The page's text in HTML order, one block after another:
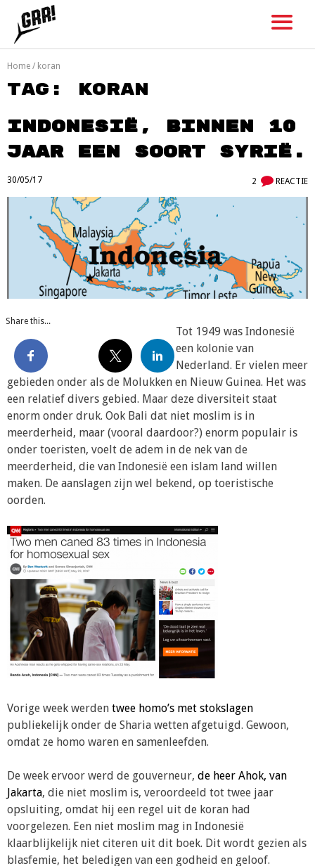
content
Home / koran
Tag: koran
Indonesië, binnen 10
jaar een soort Syrië.
30/05/17 2 REACTIE
Share this...
Tot 1949 was Indonesië
een kolonie van
Nederland. Er vielen meer
gebieden onder als de Molukken en Nieuw Guinea. Het was
een relatief divers gebied. Maar deze diversiteit staat
enorm onder druk. Ook Bali dat niet moslim is in
meerderheid, maar (vooral daardoor?) enorm populair is
onder toeristen, voelt de adem in de nek van de
meerderheid, die van Indonesië een islam land willen
maken. De aanslagen zijn wel bekend, op toeristische
oorden.
Vorige week werden twee homo’s met stokslagen
publiekelijk onder de Sharia wetten afgetuigd. Gewoon,
omdat ze homo waren en samenleefden.
De week ervoor werd de gouverneur, de heer Ahok, van
Jakarta, die niet moslim is, veroordeeld tot twee jaar
opsluiting, omdat hij een regel uit de koran had
voorgelezen. Een niet moslim mag in Indonesië
klaarblijkelijk niet citeren uit dit boek. Dit wordt gezien als
blasfemie, het beledigen van een godheid en geloof.